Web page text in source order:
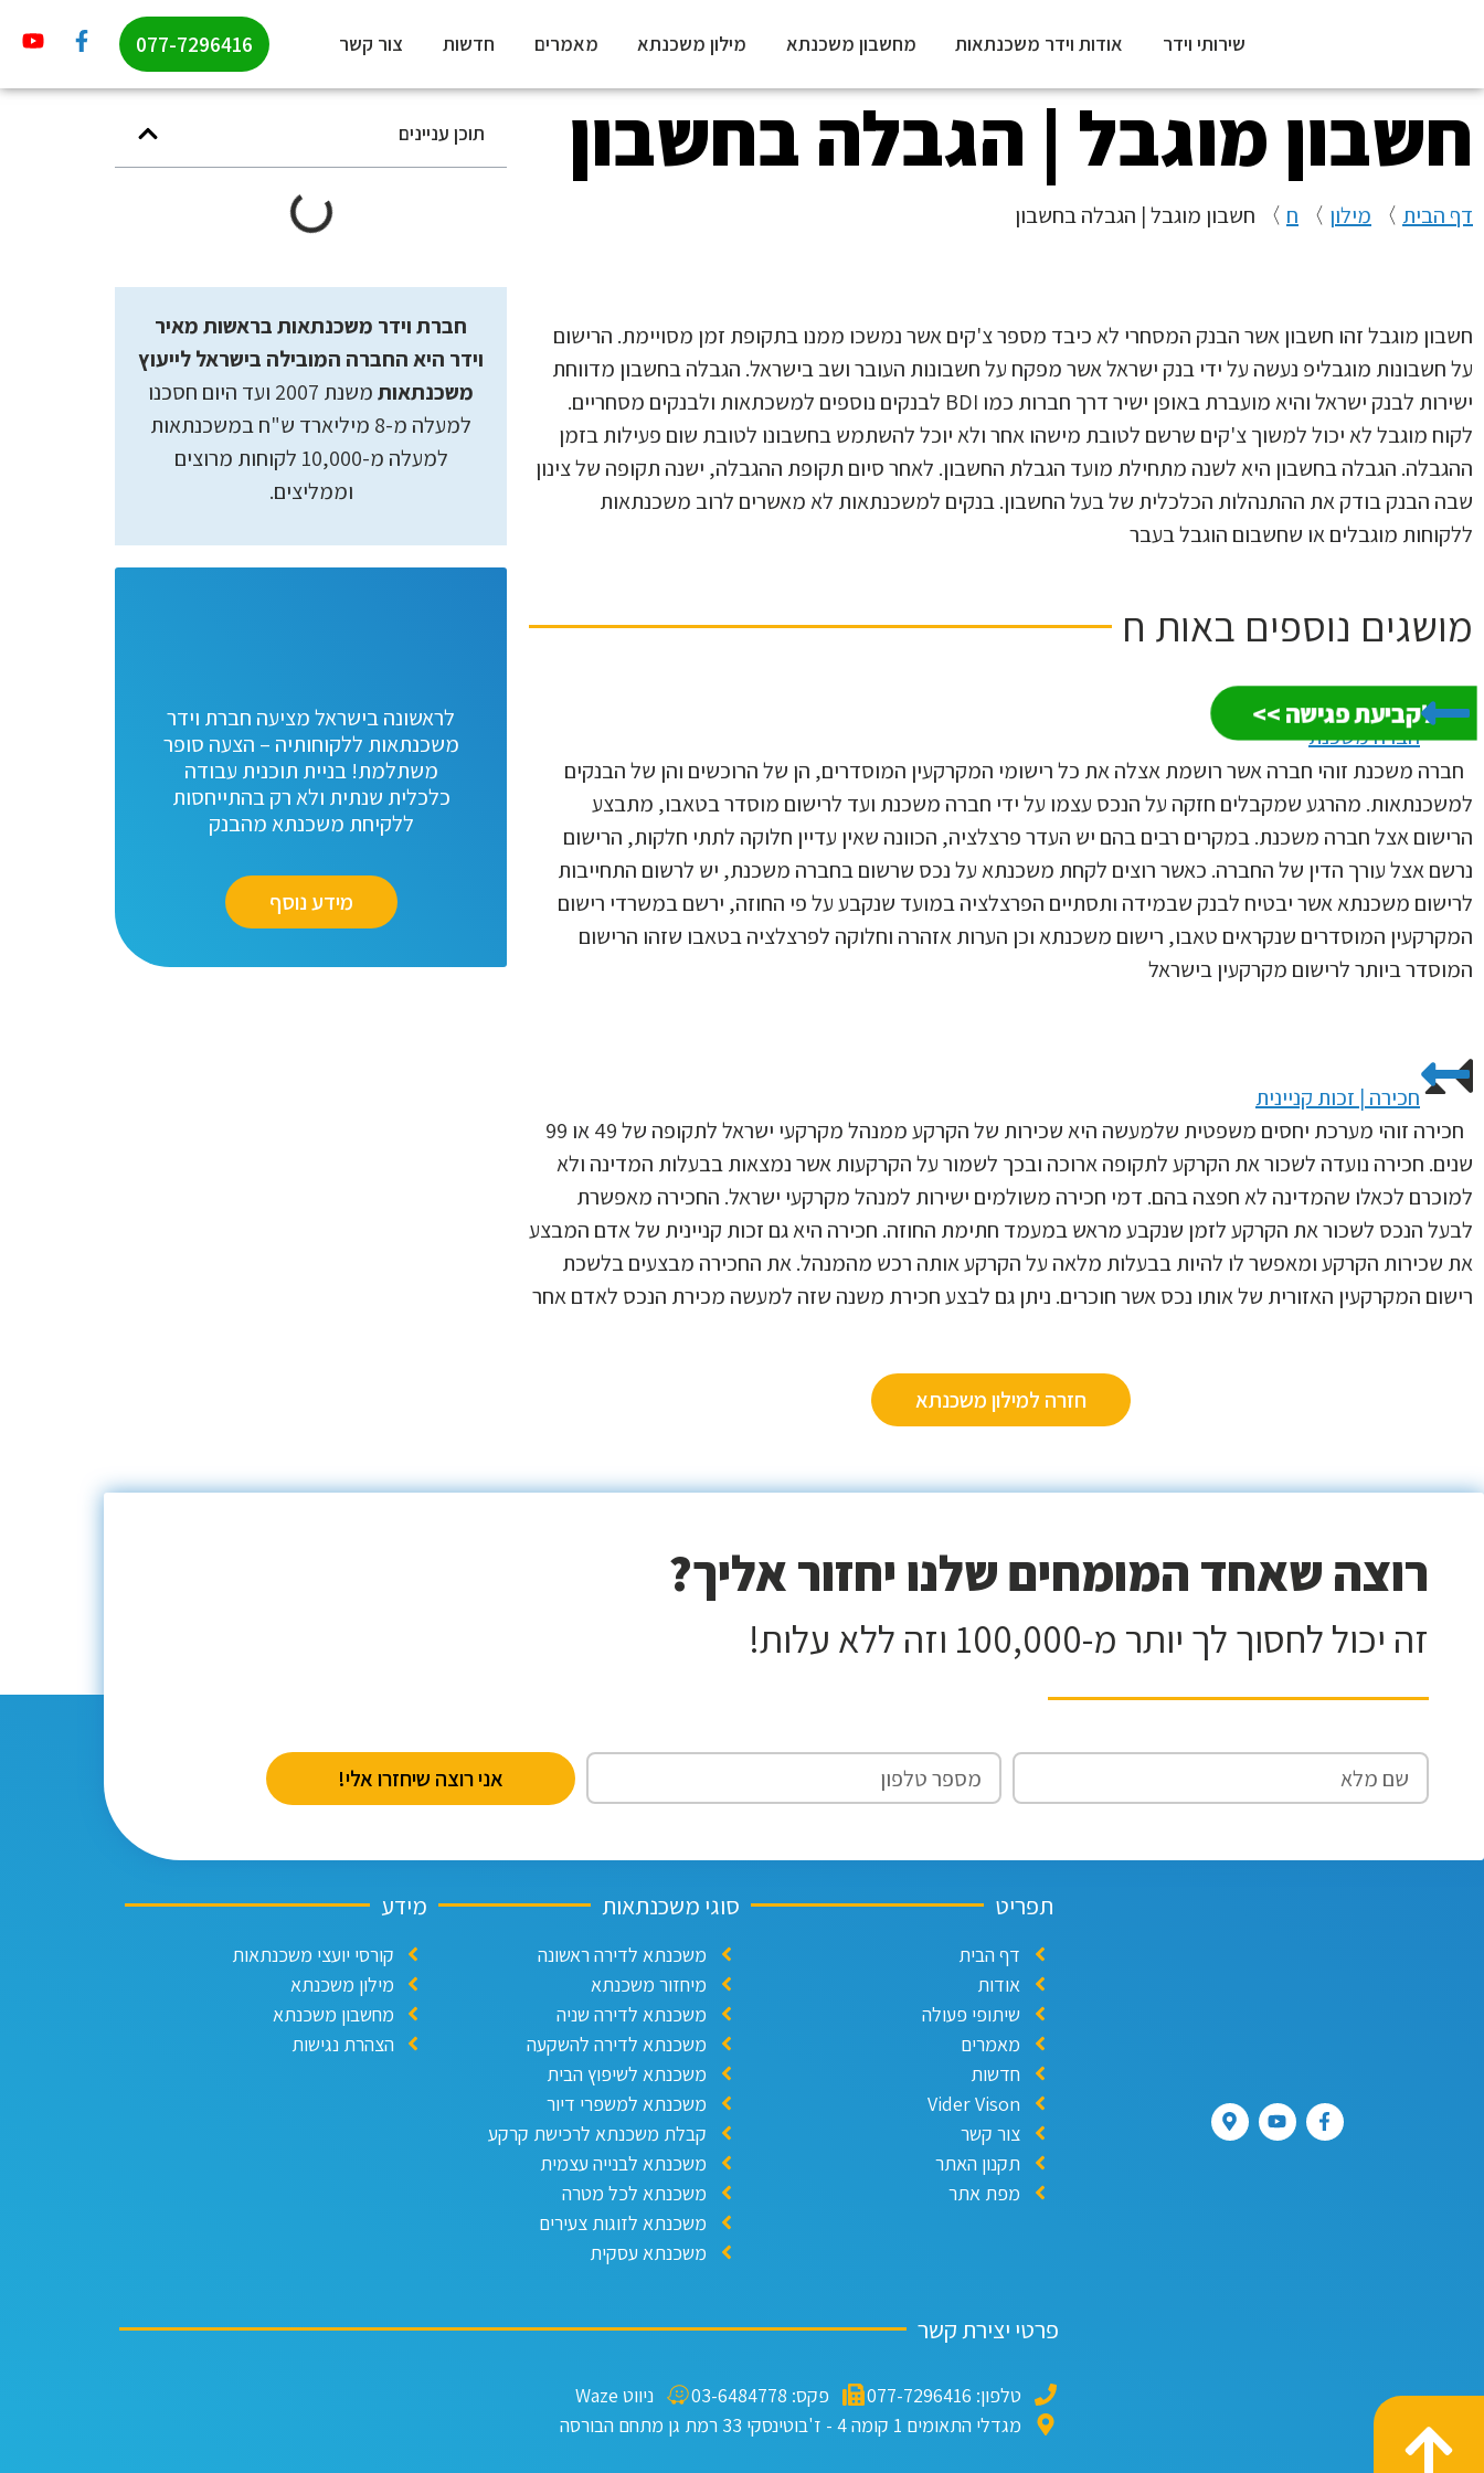
לקביעת פגישה >>
שירותי וידר אודות וידר משכנתאות מחשבון משכנתא מילון משכנתא מאמרים חדשות צור קשר 077-7296416
חשבון מוגבל | הגבלה בחשבון
דף הבית 〉 מילון 〉 ח 〉 חשבון מוגבל | הגבלה בחשבון
חשבון מוגבל זהו חשבון אשר הבנק המסחרי לא כיבד מספר צ'קים אשר נמשכו ממנו בתקופת זמן מסויימת. הרישום
על חשבונות מוגבליפ נעשה על ידי בנק ישראל אשר מפקח על חשבונות העובר ושב בישראל. הגבלה בחשבון מדווחת
ישירות לבנק ישראל והיא מועברת באופן ישיר דרך חברות כמו BDI לבנקים נוספים למשכתאות ולבנקים מסחריים.
לקוח מוגבל לא יכול למשוך צ'קים שרשם לטובת מישהו אחר ולא יוכל להשתמש בחשבונו לטובת שום פעילות בזמן
ההגבלה. הגבלה בחשבון היא לשנה מתחילת מועד הגבלת החשבון. לאחר סיום תקופת ההגבלה, ישנה תקופה של צינון
שבה הבנק בודק את ההתנהלות הכלכלית של בעל החשבון. בנקים למשכנתאות לא מאשרים לרוב משכנתאות
ללקוחות מוגבלים או שחשבום הוגבל בעבר
מושגים נוספים באות ח
חברה משכנת
חברה משכנת זוהי חברה אשר רושמת אצלה את כל רישומי המקרקעין המוסדרים, הן של הרוכשים והן של הבנקים
למשכנתאות. מהרגע שמקבלים חזקה על הנכס עצמו על ידי חברה משכנת ועד לרישום מוסדר בטאבו, מתבצע
הרישום אצל חברה משכנת. במקרים רבים בהם יש העדר פרצלציה, הכוונה שאין עדיין חלוקה לתתי חלקות, הרישום
נרשם אצל עורך הדין של החברה. כאשר רוצים לקחת משכנתא על נכס שרשום בחברה משכנת, יש לרשום התחייבות
לרישום משכנתא אשר יבטיח לבנק שבמידה ותסתיים הפרצלציה במועד שנקבע על פי החוזה, ירשם במשרדי רישום
המקרקעין המוסדרים שנקראים טאבו, רישום משכנתא וכן הערות אזהרה וחלוקה לפרצלציה בטאבו שזהו הרישום
המוסדר ביותר לרישום מקרקעין בישראל
חכירה | זכות קניינית
חכירה זוהי מערכת יחסים משפטית שלמעשה היא שכירות של הקרקע ממנהל מקרקעי ישראל לתקופה של 49 או 99
שנים. חכירה נועדה לשכור את הקרקע לתקופה ארוכה ובכך לשמור על הקרקעות אשר נמצאות בבעלות המדינה ולא
למוכרם לכאלו שהמדינה לא חפצה בהם. דמי חכירה משולמים ישירות למנהל מקרקעי ישראל. החכירה מאפשרת
לבעל הנכס לשכור את הקרקע לזמן שנקבע מראש במעמד חתימת החוזה. חכירה היא גם זכות קניינית של אדם המבצע
את שכירות הקרקע ומאפשר לו להיות בבעלות מלאה על הקרקע אותה רכש מהמנהל. את החכירה מבצעים בלשכת
רישום המקרקעין האזורית של אותו נכס אשר חוכרים. ניתן גם לבצע חכירת משנה שזה למעשה מכירת הנכס לאדם אחר
חזרה למילון משכנתא
תוכן עניינים
חברת וידר משכנתאות בראשות מאיר
וידר היא החברה המובילה בישראל לייעוץ
משכנתאות
משנת 2007 ועד היום חסכנו
למעלה מ-8 מיליארד ש"ח במשכנתאות
למעלה מ-10,000 לקוחות מרוצים
וממליצים.
לראשונה בישראל מציעה חברת וידר
משכנתאות ללקוחותיה – הצעה סופר
משתלמת! בניית תוכנית עבודה
כלכלית שנתית ולא רק בהתייחסות
ללקיחת משכנתא מהבנק
מידע נוסף
רוצה שאחד המומחים שלנו יחזור אליך?
זה יכול לחסוך לך יותר מ-100,000 וזה ללא עלות!
אני רוצה שיחזרו אלי!
תפריט
דף הבית
אודות
שיתופי פעולה
מאמרים
חדשות
Vider Vison
צור קשר
תקנון האתר
מפת אתר
סוגי משכנתאות
משכנתא לדירה ראשונה
מיחזור משכנתא
משכנתא לדירה שניה
משכנתא לדירה להשקעה
משכנתא לשיפוץ הבית
משכנתא למשפרי דיור
קבלת משכנתא לרכישת קרקע
משכנתא לבנייה עצמית
משכנתא לכל מטרה
משכנתא לזוגות צעירים
משכנתא עסקית
מידע
קורסי יועצי משכנתאות
מילון משכנתא
מחשבון משכנתא
הצהרת נגישות
פרטי יצירת קשר
טלפון: 077-7296416 פקס: 03-6484778
ניווט Waze
מגדלי התאומים 1 קומה 4 - ז'בוטינסקי 33 רמת גן מתחם הבורסה